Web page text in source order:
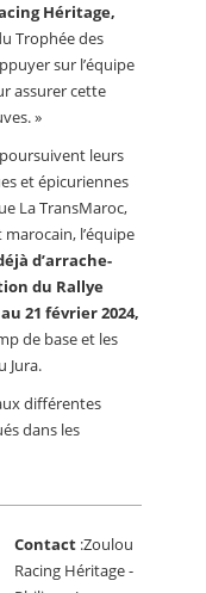
Héritage,
Trophée des
sur l’équipe
assurer cette
»
leurs
et épicuriennes
La TransMaroc,
l’équipe
d’arrache-
du Rallye
21 février 2024,
de base et les
Jura.
différentes
dans les
Contact :Zoulou
Racing Héritage -